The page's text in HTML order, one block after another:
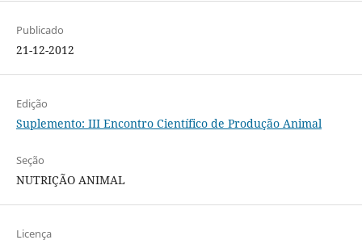
Publicado
21-12-2012
Edição
Suplemento: III Encontro Científico de Produção Animal
Seção
NUTRIÇÃO ANIMAL
Licença